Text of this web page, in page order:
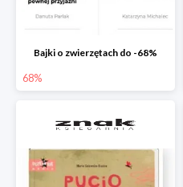
Bajki o zwierzętach do -68%
68%